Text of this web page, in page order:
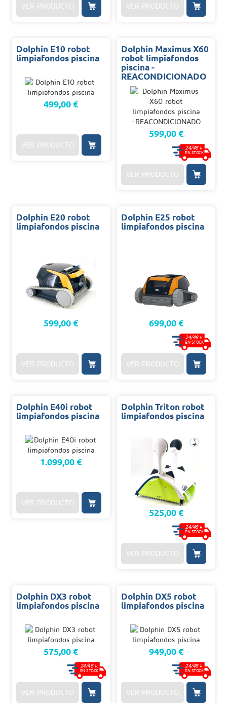
VER PRODUCTO VER PRODUCTO
Dolphin E10 robot
limpiafondos piscina
499,00 €
VER PRODUCTO
Dolphin Maximus X60
robot limpiafondos
piscina -
REACONDICIONADO
599,00 €
24/48H.
EN STOCK
VER PRODUCTO
Dolphin E20 robot
limpiafondos piscina
599,00 €
VER PRODUCTO
Dolphin E25 robot
limpiafondos piscina
699,00 €
24/48H.
EN STOCK
VER PRODUCTO
Dolphin E40i robot
limpiafondos piscina
1.099,00 €
VER PRODUCTO
Dolphin Triton robot
limpiafondos piscina
525,00 €
24/48H.
EN STOCK
VER PRODUCTO
Dolphin DX3 robot
limpiafondos piscina
575,00 €
24/48 H.
EN STOCK
VER PRODUCTO
Dolphin DX5 robot
limpiafondos piscina
949,00 €
24/48H.
EN STOCK
VER PRODUCTO